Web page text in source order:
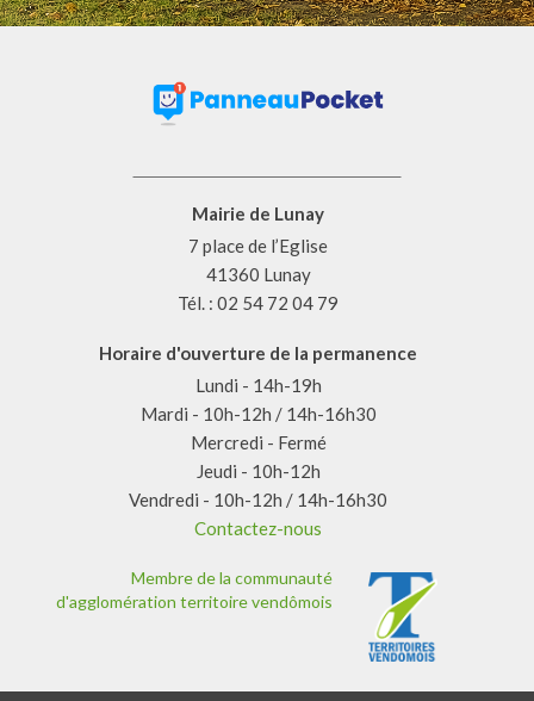
Mairie de Lunay
7 place de l’Eglise
41360 Lunay
Tél. : 02 54 72 04 79
Horaire d'ouverture de la permanence
Lundi - 14h-19h
Mardi - 10h-12h / 14h-16h30
Mercredi - Fermé
Jeudi - 10h-12h
Vendredi - 10h-12h / 14h-16h30
Contactez-nous
Membre de la communauté
d'agglomération territoire vendômois